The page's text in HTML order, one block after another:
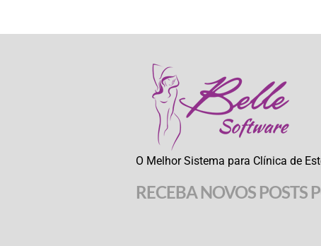
O Melhor Sistema para Clínica de
RECEBA NOVOS POSTS